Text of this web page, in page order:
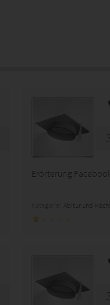
Erörterung
Abitur und